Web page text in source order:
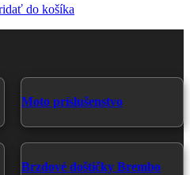
do košíka
Moto príslušenstvo
Brzdové doštičky Brembo